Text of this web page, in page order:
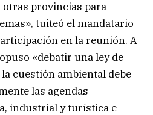
provincias para
tuiteó el mandatario
en la reunión. A
«debatir una ley de
cuestión ambiental debe
las agendas
industrial y turística e